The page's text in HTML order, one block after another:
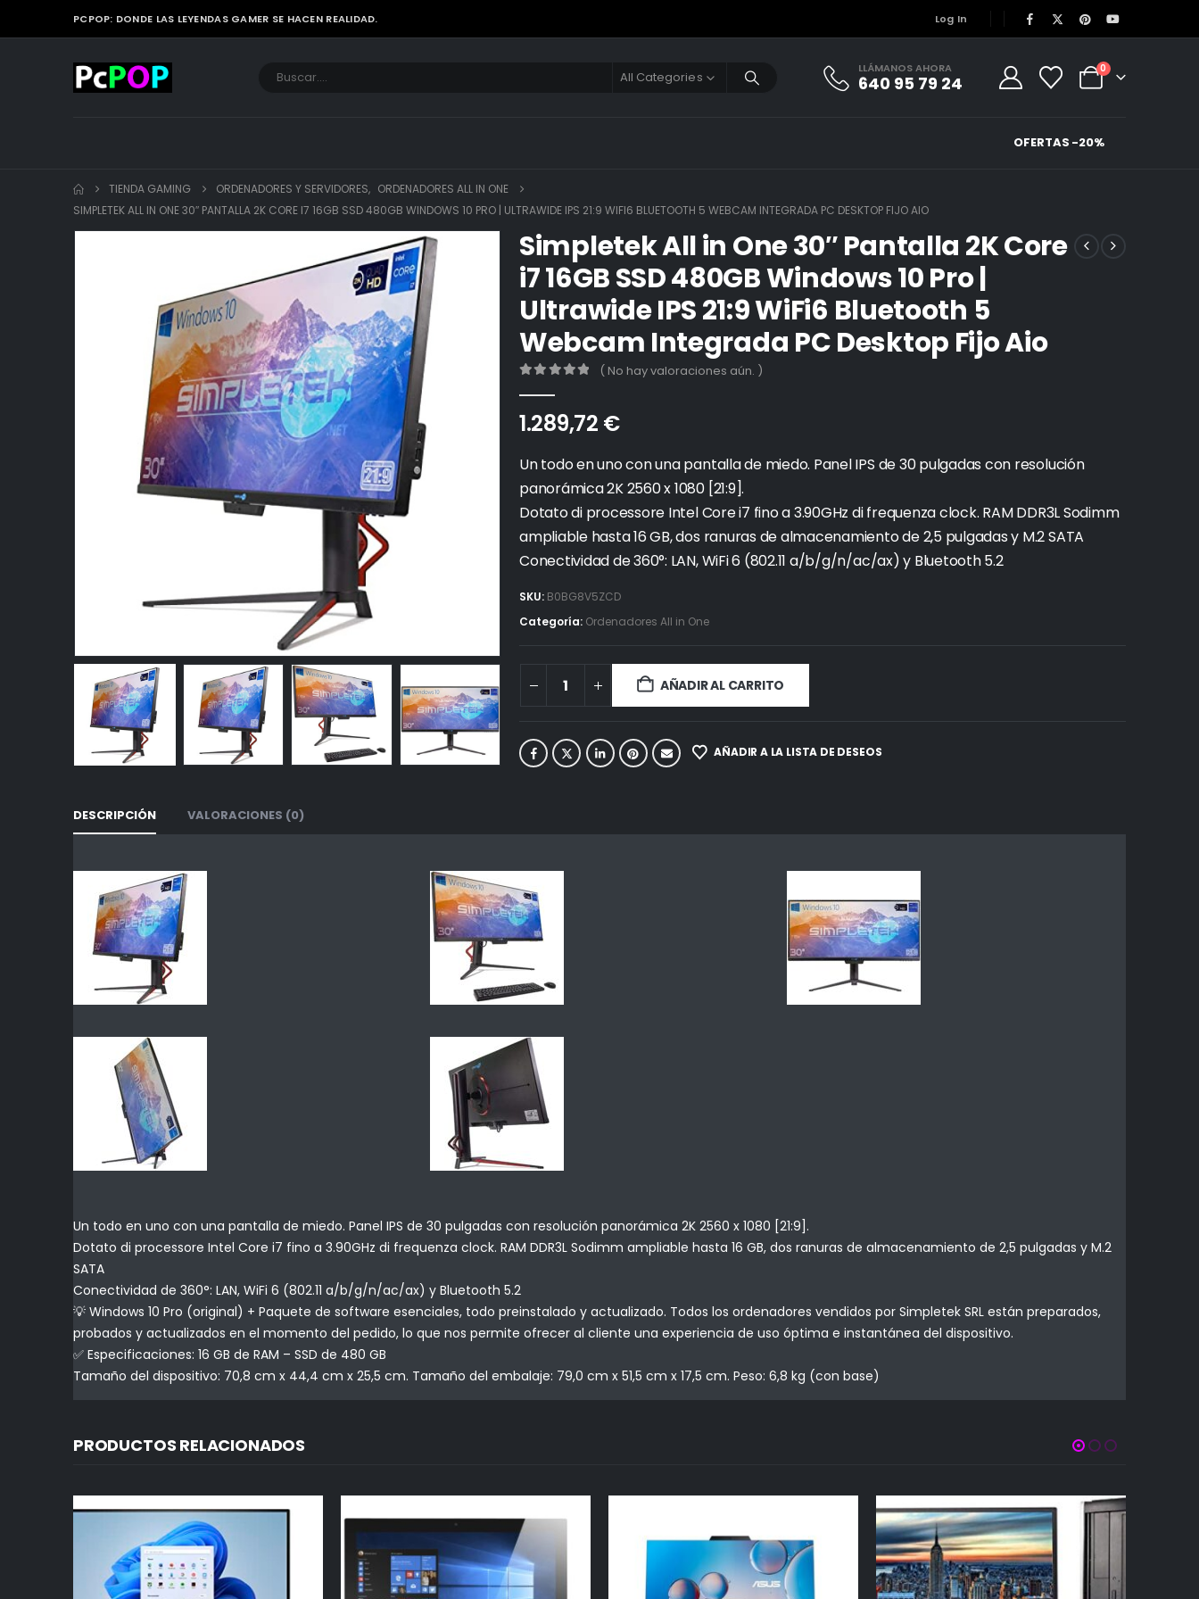
PCPOP: DONDE LAS LEYENDAS GAMER SE HACEN REALIDAD. Log In
All Categories
LLÁMANOS AHORA
640 95 79 24
0
OFERTAS -20%
TIENDA GAMING ORDENADORES Y SERVIDORES, ORDENADORES ALL IN ONE
SIMPLETEK ALL IN ONE 30″ PANTALLA 2K CORE I7 16GB SSD 480GB WINDOWS 10 PRO | ULTRAWIDE IPS 21:9 WIFI6 BLUETOOTH 5 WEBCAM INTEGRADA PC DESKTOP FIJO AIO
Simpletek All in One 30″ Pantalla 2K Core
i7 16GB SSD 480GB Windows 10 Pro |
Ultrawide IPS 21:9 WiFi6 Bluetooth 5
Webcam Integrada PC Desktop Fijo Aio
( No hay valoraciones aún. )
1.289,72 €
Un todo en uno con una pantalla de miedo. Panel IPS de 30 pulgadas con resolución
panorámica 2K 2560 x 1080 [21:9].
Dotato di processore Intel Core i7 fino a 3.90GHz di frequenza clock. RAM DDR3L Sodimm
ampliable hasta 16 GB, dos ranuras de almacenamiento de 2,5 pulgadas y M.2 SATA
Conectividad de 360°: LAN, WiFi 6 (802.11 a/b/g/n/ac/ax) y Bluetooth 5.2
SKU: B0BG8V5ZCD
Categoría: Ordenadores All in One
AÑADIR AL CARRITO
AÑADIR A LA LISTA DE DESEOS
DESCRIPCIÓN VALORACIONES (0)
Un todo en uno con una pantalla de miedo. Panel IPS de 30 pulgadas con resolución panorámica 2K 2560 x 1080 [21:9].
Dotato di processore Intel Core i7 fino a 3.90GHz di frequenza clock. RAM DDR3L Sodimm ampliable hasta 16 GB, dos ranuras de almacenamiento de 2,5 pulgadas y M.2
SATA
Conectividad de 360°: LAN, WiFi 6 (802.11 a/b/g/n/ac/ax) y Bluetooth 5.2
💡 Windows 10 Pro (original) + Paquete de software esenciales, todo preinstalado y actualizado. Todos los ordenadores vendidos por Simpletek SRL están preparados,
probados y actualizados en el momento del pedido, lo que nos permite ofrecer al cliente una experiencia de uso óptima e instantánea del dispositivo.
✅ Especificaciones: 16 GB de RAM – SSD de 480 GB
Tamaño del dispositivo: 70,8 cm x 44,4 cm x 25,5 cm. Tamaño del embalaje: 79,0 cm x 51,5 cm x 17,5 cm. Peso: 6,8 kg (con base)
PRODUCTOS RELACIONADOS